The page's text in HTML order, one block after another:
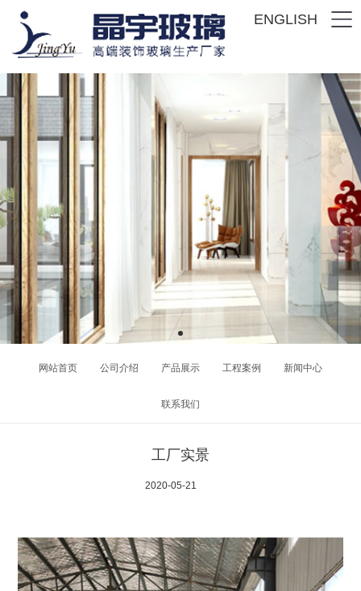
ENGLISH
网站首页 公司介绍 产品展示 工程案例 新闻中心
联系我们
工厂实景
2020-05-21